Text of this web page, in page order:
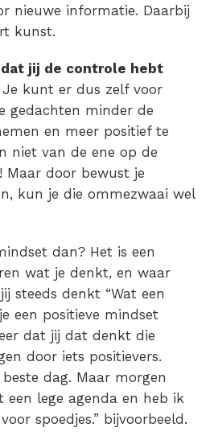
nieuwe informatie. Daarbij
kunst.
jij de controle hebt
Je kunt er dus zelf voor
gedachten minder de
en meer positief te
niet van de ene op de
Maar door bewust je
kun je die ommezwaai wel
dan? Het is een
wat je denkt, en waar
steeds denkt “Wat een
een positieve mindset
dat jij dat denkt die
door iets positievers.
dag. Maar morgen
een lege agenda en heb ik
spoedjes.” bijvoorbeeld.